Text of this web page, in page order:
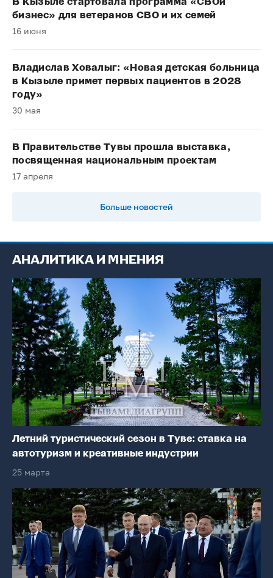
бизнес» для ветеранов СВО и их семей
16 июня
Владислав Ховалыг: «Новая детская больница
в Кызыле примет первых пациентов в 2028
году»
30 мая
В Правительстве Тувы прошла выставка,
посвященная национальным проектам
17 апреля
Больше новостей
АНАЛИТИКА И МНЕНИЯ
Летний туристический сезон в Туве: ставка на
автотуризм и креативные индустрии
25 марта